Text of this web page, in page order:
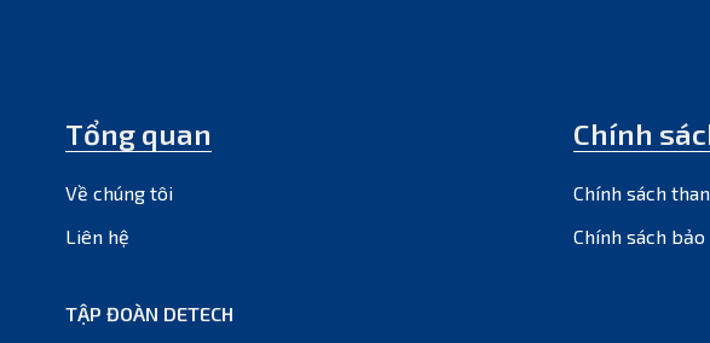
Tổng quan
Về chúng tôi
Liên hệ
Chính
Chính sách
Chính sách
TẬP ĐOÀN DETECH